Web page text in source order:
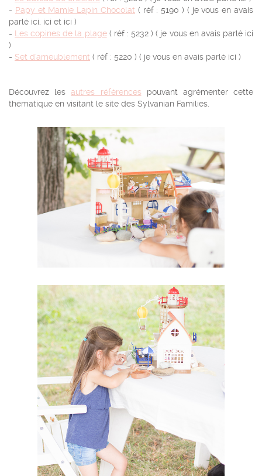
- Papy et Mamie Lapin Chocolat ( réf : 5190 ) ( je vous en avais
parlé ici, ici et ici )
- Les copines de la plage( réf : 5232 ) ( je vous en avais parlé ici
)
- Set d'ameublement ( réf : 5220 ) ( je vous en avais parlé ici )
Découvrez lesautres références pouvant agrémenter cette
thématique en visitant le site des Sylvanian Families.